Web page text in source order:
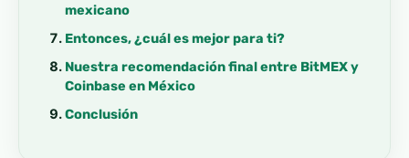
mexicano
Entonces, ¿cuál es mejor para ti?
Nuestra recomendación final entre BitMEX y
Coinbase en México
Conclusión